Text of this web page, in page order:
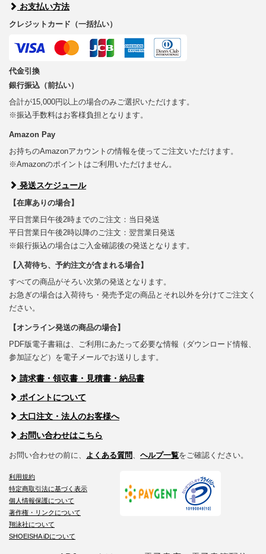
お支払い方法
クレジットカード（一括払い）
代金引換
銀行振込（前払い）
合計が15,000円以上の場合のみご選択いただけます。
※振込手数料はお客様負担となります。
Amazon Pay
お持ちのAmazonアカウントの情報を使ってご注文いただけます。
※Amazonのポイントはご利用いただけません。
発送スケジュール
【在庫ありの場合】
平日営業日午後2時までのご注文：当日発送
平日営業日午後2時以降のご注文：翌営業日発送
※銀行振込の場合はご入金確認後の発送となります。
【入荷待ち、予約注文が含まれる場合】
すべての商品がそろい次第の発送となります。
お急ぎの場合は入荷待ち・発売予定の商品とそれ以外を分けてご注文く
ださい。
【オンライン発送の商品の場合】
PDF版電子書籍は、ご利用にあたって必要な情報（ダウンロード情報、
参加証など）を電子メールでお送りします。
請求書・領収書・見積書・納品書
ポイントについて
大口注文・法人のお客様へ
お問い合わせはこちら
お問い合わせの前に、 よくある質問、 ヘルプ一覧をご確認ください。
利用規約
特定商取引法に基づく表示
個人情報保護について
著作権・リンクについて
翔泳社について
SHOEISHA iDについて